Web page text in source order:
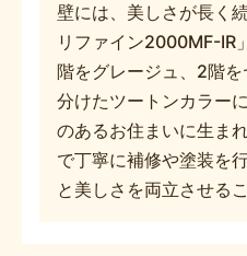
壁には、美しさが長く
リファイン2000MF-IR
階をグレージュ、2階
分けたツートンカラー
のあるお住まいに生ま
で丁寧に補修や塗装を
と美しさを両立させる